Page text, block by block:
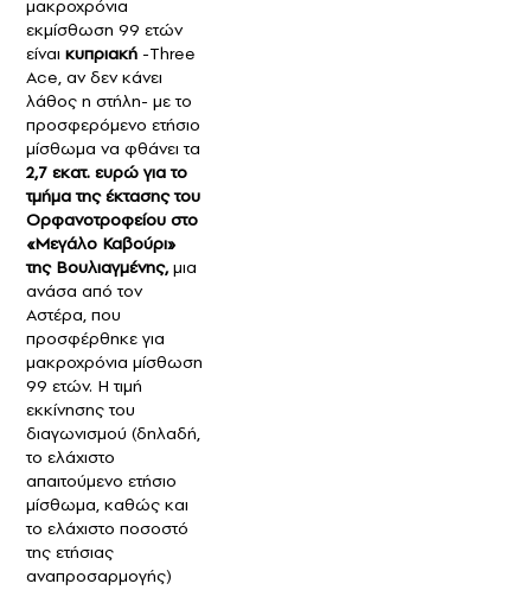
μακροχρόνια
εκμίσθωση 99 ετών
είναι κυπριακή -Three
Ace, αν δεν κάνει
λάθος η στήλη- με το
προσφερόμενο ετήσιο
μίσθωμα να φθάνει τα
2,7 εκατ. ευρώ για το
τμήμα της έκτασης του
Ορφανοτροφείου στο
«Μεγάλο Καβούρι»
της Βουλιαγμένης,μια
ανάσα από τον
Αστέρα, που
προσφέρθηκε για
μακροχρόνια μίσθωση
99 ετών. Η τιμή
εκκίνησης του
διαγωνισμού (δηλαδή,
το ελάχιστο
απαιτούμενο ετήσιο
μίσθωμα, καθώς και
το ελάχιστο ποσοστό
της ετήσιας
αναπροσαρμογής)